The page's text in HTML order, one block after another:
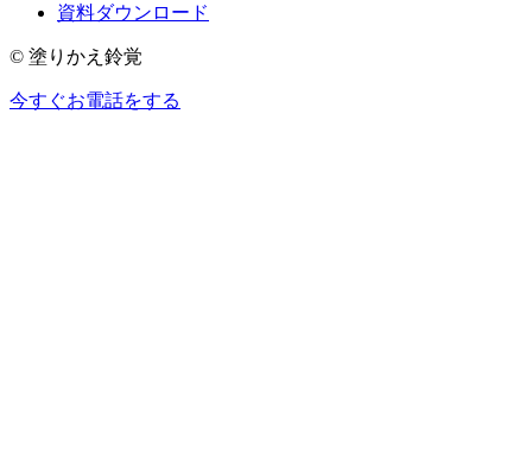
資料ダウンロード
© 塗りかえ鈴覚
今すぐお電話をする